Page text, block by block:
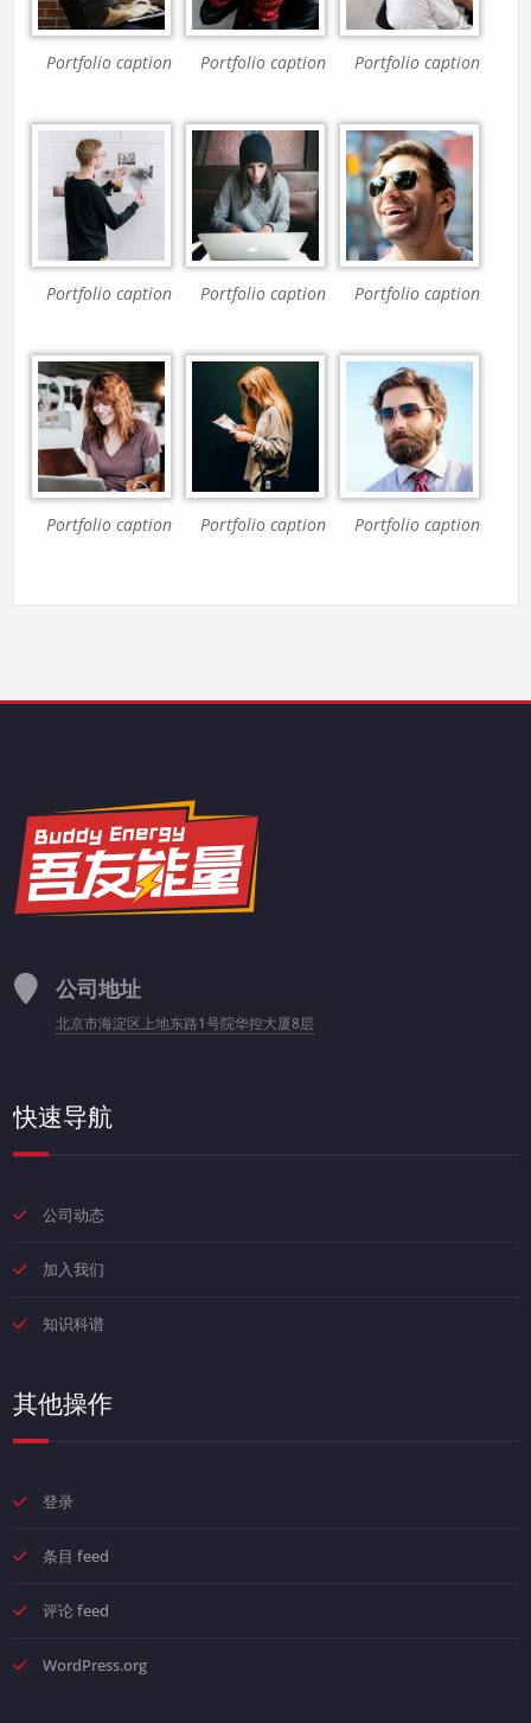
Portfolio caption Portfolio caption Portfolio caption
Portfolio caption Portfolio caption Portfolio caption
Portfolio caption Portfolio caption Portfolio caption
公司地址
北京市海淀区上地东路1号院华控大厦8层
快速导航
公司动态
加入我们
知识科谱
其他操作
登录
条目 feed
评论 feed
WordPress.org